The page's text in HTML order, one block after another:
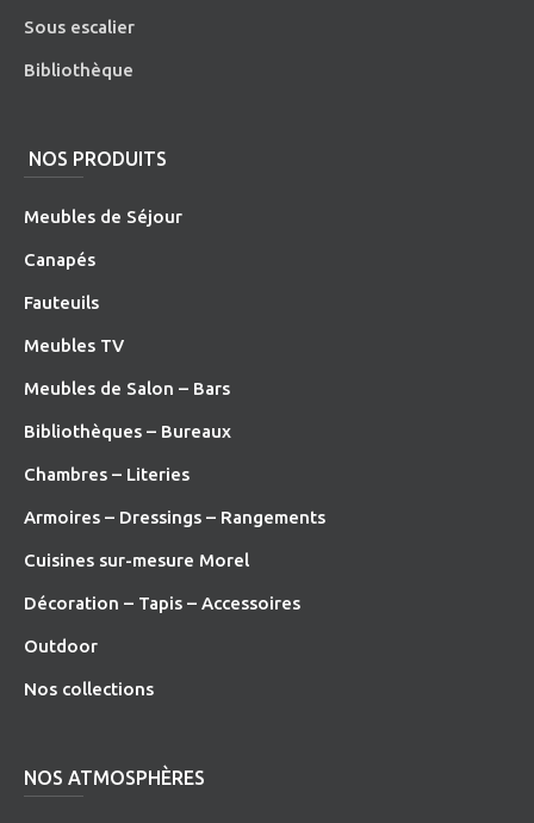
Sous escalier
Bibliothèque
NOS PRODUITS
Meubles de Séjour
Canapés
Fauteuils
Meubles TV
Meubles de Salon – Bars
Bibliothèques – Bureaux
Chambres – Literies
Armoires – Dressings – Rangements
Cuisines sur-mesure Morel
Décoration – Tapis – Accessoires
Outdoor
Nos collections
NOS ATMOSPHÈRES